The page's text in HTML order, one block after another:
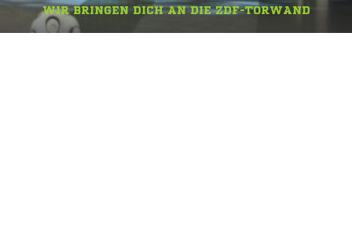
WIR BRINGEN DICH AN DIE ZDF-TORWAND